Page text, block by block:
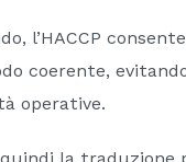
l’HACCP
coerente,
operative.